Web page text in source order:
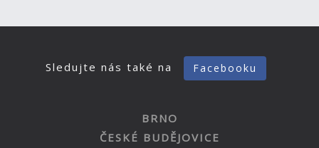
Sledujte nás také na Facebooku
BRNO
ČESKÉ BUDĚJOVICE